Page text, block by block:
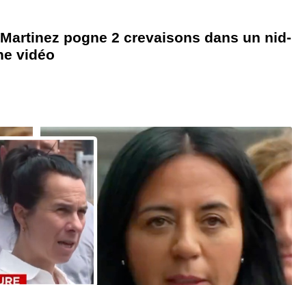
pogne 2 crevaisons dans un nid-
vidéo